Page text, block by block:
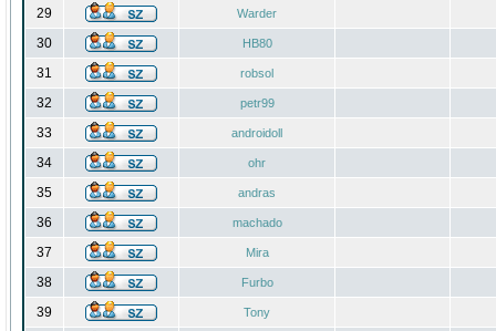
29 Warder
30 HB80
31 robsol
32 petr99
33 androidoll
34 ohr
35 andras
36 machado
37 Mira
38 Furbo
39 Tony